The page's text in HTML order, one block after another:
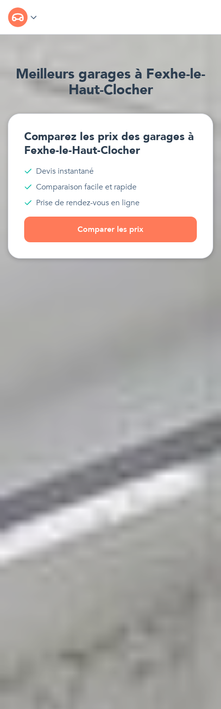
Meilleurs garages à Fexhe-le-
Haut-Clocher
Comparez les prix des garages à
Fexhe-le-Haut-Clocher
Devis instantané
Comparaison facile et rapide
Prise de rendez-vous en ligne
Comparer les prix